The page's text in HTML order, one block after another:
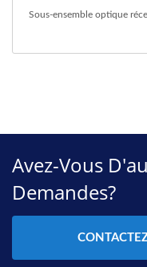
Sous-ensemble optique
Avez-Vous
Demandes?